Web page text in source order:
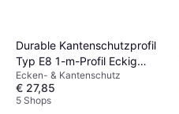
Durable Kantenschutzprofil
Typ E8 1-m-Profil Eckig
8x19mm
Ecken- & Kantenschutz
€ 27,85
5 Shops